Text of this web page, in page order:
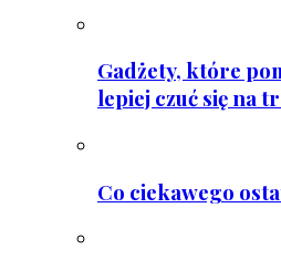
Gadżety, które
lepiej czuć się na
Co ciekawego